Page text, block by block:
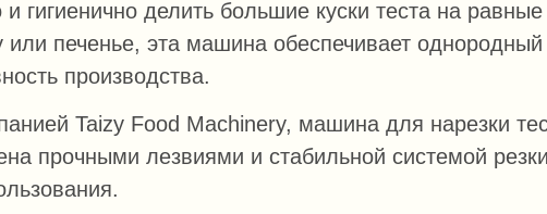
гигиенично делить большие куски теста на
или печенье, эта машина обеспечивает
производства.
Taizy Food Machinery, машина для нарезки
прочными лезвиями и стабильной системой